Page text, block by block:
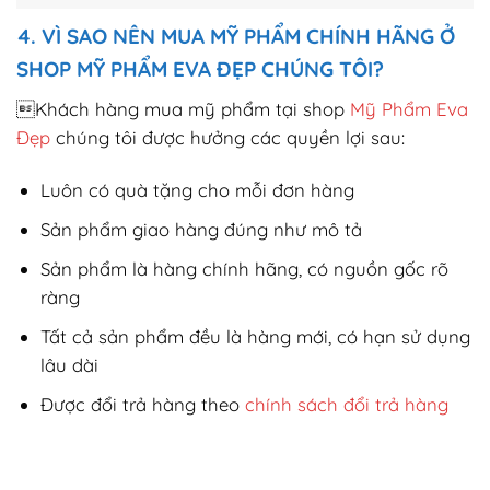
4. VÌ SAO NÊN MUA MỸ PHẨM CHÍNH HÃNG Ở
SHOP MỸ PHẨM EVA ĐẸP CHÚNG TÔI?
Khách hàng mua mỹ phẩm tại shop Mỹ Phẩm Eva
Đẹp chúng tôi được hưởng các quyền lợi sau:
Luôn có quà tặng cho mỗi đơn hàng
Sản phẩm giao hàng đúng như mô tả
Sản phẩm là hàng chính hãng, có nguồn gốc rõ
ràng
Tất cả sản phẩm đều là hàng mới, có hạn sử dụng
lâu dài
Được đổi trả hàng theo chính sách đổi trả hàng